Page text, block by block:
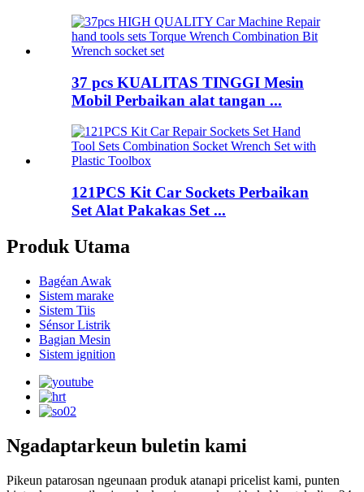
37 pcs KUALITAS TINGGI Mesin
Mobil Perbaikan alat tangan ...
121PCS Kit Car Sockets Perbaikan
Set Alat Pakakas Set ...
Produk Utama
Bagéan Awak
Sistem marake
Sistem Tiis
Sénsor Listrik
Bagian Mesin
Sistem ignition
Ngadaptarkeun buletin kami
Pikeun patarosan ngeunaan produk atanapi pricelist kami, punten